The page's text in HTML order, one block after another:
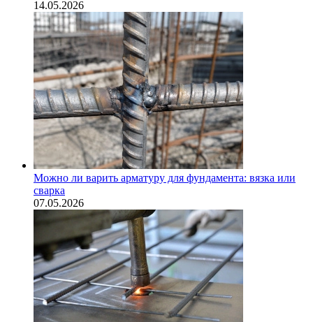
14.05.2026
Можно ли варить арматуру для фундамента: вязка или
сварка
07.05.2026